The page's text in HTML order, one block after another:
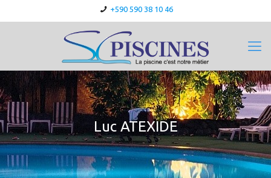
+590 590 38 10 46
Luc ATEXIDE